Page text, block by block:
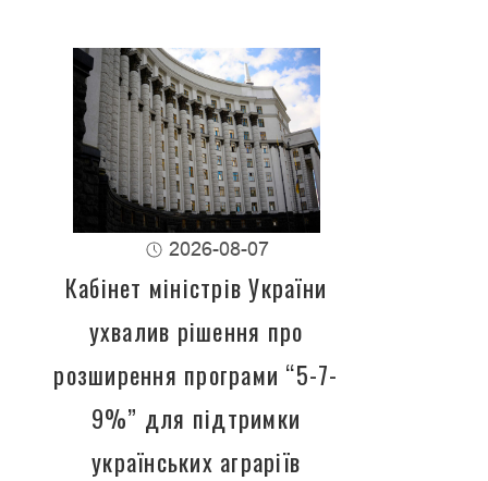
2026-08-07
Кабінет міністрів України
ухвалив рішення про
розширення програми “5-7-
9%” для підтримки
українських аграріїв